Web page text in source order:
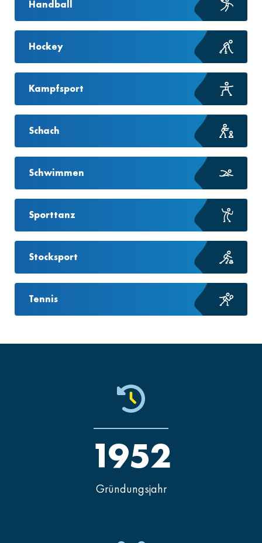
Handball
Hockey
Kampfsport
Schach
Schwimmen
Sporttanz
Stocksport
Tennis
Gründungsjahr
1952